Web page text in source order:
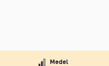
Medel